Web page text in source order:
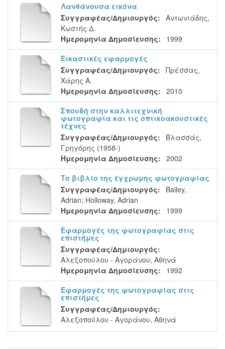
Λανθάνουσα εικόνα
Συγγραφέας/Δημιουργός: Αντωνιάδης,
Κωστής Δ.
Ημερομηνία Δημοσίευσης:
1999
Εικαστικές εφαρμογές
Συγγραφέας/Δημιουργός: Πρέσσας,
Χάρης Α.
Ημερομηνία Δημοσίευσης: 2010
Σπουδή στην καλλιτεχνική
φωτογραφία και τις οπτικοακουστικές
τέχνες
Συγγραφέας/Δημιουργός:
Βλασσάς,
Γρηγόρης (1958-)
Ημερομηνία Δημοσίευσης: 2002
Το βιβλίο της έγχρωμης φωτογραφίας
Συγγραφέας/Δημιουργός:
Bailey,
Adrian; Holloway, Adrian
Ημερομηνία Δημοσίευσης:
1999
Εφαρμογές της φωτογραφίας στις
επιστήμες
Συγγραφέας/Δημιουργός:
Αλεξοπούλου - Αγοράνου, Αθηνά
Ημερομηνία Δημοσίευσης:
1992
Εφαρμογές της φωτογραφίας στις
επιστήμες
Συγγραφέας/Δημιουργός:
Αλεξοπούλου - Αγοράνου, Αθηνά